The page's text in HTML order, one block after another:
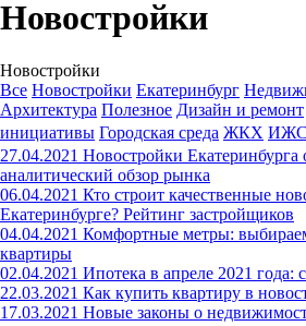
Новостройки
Новостройки
Все Новостройки Екатеринбург
Архитектура Полезное Дизайн и ремонт
инициативы Городская среда ЖКХ ИЖС
27.04.2021 Новостройки Екатеринбурга
аналитический обзор рынка
06.04.2021 Кто строит качественные
Екатеринбурге? Рейтинг застройщиков
04.04.2021 Комфортные метры:
квартиры
02.04.2021 Ипотека в апреле 2021 года:
22.03.2021 Как купить квартиру в
17.03.2021 Новые законы о